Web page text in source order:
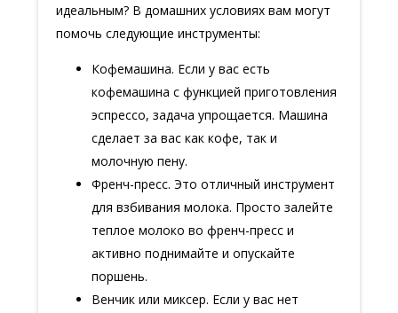
идеальным? В домашних условиях вам могут
помочь следующие инструменты:
Кофемашина. Если у вас есть
кофемашина с функцией приготовления
эспрессо, задача упрощается. Машина
сделает за вас как кофе, так и
молочную пену.
Френч-пресс. Это отличный инструмент
для взбивания молока. Просто залейте
теплое молоко во френч-пресс и
активно поднимайте и опускайте
поршень.
Венчик или миксер. Если у вас нет